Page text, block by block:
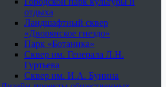
отдыха
Ландшафтный сквер
«Дворянское гнездо»
Парк «Ботаника»
Сквер им. Генерала Л.Н.
Гуртьева
Сквер им. И.А. Бунина